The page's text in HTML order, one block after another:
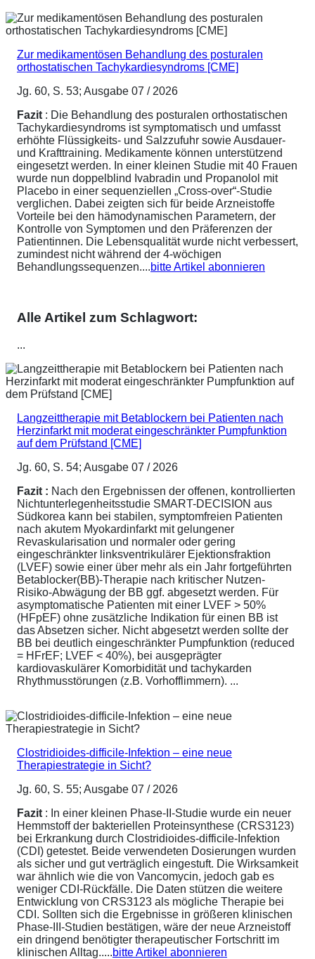
Zur medikamentösen Behandlung des posturalen
orthostatischen Tachykardiesyndroms [CME]
Jg. 60, S. 53; Ausgabe 07 / 2026
Fazit : Die Behandlung des posturalen orthostatischen
Tachykardiesyndroms ist symptomatisch und umfasst
erhöhte Flüssigkeits- und Salzzufuhr sowie Ausdauer-
und Krafttraining. Medikamente können unterstützend
eingesetzt werden. In einer kleinen Studie mit 40 Frauen
wurde nun doppelblind Ivabradin und Propanolol mit
Placebo in einer sequenziellen „Cross-over“-Studie
verglichen. Dabei zeigten sich für beide Arzneistoffe
Vorteile bei den hämodynamischen Parametern, der
Kontrolle von Symptomen und den Präferenzen der
Patientinnen. Die Lebensqualität wurde nicht verbessert,
zumindest nicht während der 4-wöchigen
Behandlungssequenzen....bitte Artikel abonnieren
Alle Artikel zum Schlagwort:
...
Langzeittherapie mit Betablockern bei Patienten nach
Herzinfarkt mit moderat eingeschränkter Pumpfunktion
auf dem Prüfstand [CME]
Jg. 60, S. 54; Ausgabe 07 / 2026
Fazit : Nach den Ergebnissen der offenen, kontrollierten
Nichtunterlegenheitsstudie SMART-DECISION aus
Südkorea kann bei stabilen, symptomfreien Patienten
nach akutem Myokardinfarkt mit gelungener
Revaskularisation und normaler oder gering
eingeschränkter linksventrikulärer Ejektionsfraktion
(LVEF) sowie einer über mehr als ein Jahr fortgeführten
Betablocker(BB)-Therapie nach kritischer Nutzen-
Risiko-Abwägung der BB ggf. abgesetzt werden. Für
asymptomatische Patienten mit einer LVEF > 50%
(HFpEF) ohne zusätzliche Indikation für einen BB ist
das Absetzen sicher. Nicht abgesetzt werden sollte der
BB bei deutlich eingeschränkter Pumpfunktion (reduced
= HFrEF; LVEF < 40%), bei ausgeprägter
kardiovaskulärer Komorbidität und tachykarden
Rhythmusstörungen (z.B. Vorhofflimmern). ...
Clostridioides-difficile-Infektion – eine neue
Therapiestrategie in Sicht?
Jg. 60, S. 55; Ausgabe 07 / 2026
Fazit : In einer kleinen Phase-II-Studie wurde ein neuer
Hemmstoff der bakteriellen Proteinsynthese (CRS3123)
bei Erkrankung durch Clostridioides-difficile-Infektion
(CDI) getestet. Beide verwendeten Dosierungen wurden
als sicher und gut verträglich eingestuft. Die Wirksamkeit
war ähnlich wie die von Vancomycin, jedoch gab es
weniger CDI-Rückfälle. Die Daten stützen die weitere
Entwicklung von CRS3123 als mögliche Therapie bei
CDI. Sollten sich die Ergebnisse in größeren klinischen
Phase-III-Studien bestätigen, wäre der neue Arzneistoff
ein dringend benötigter therapeutischer Fortschritt im
klinischen Alltag.....bitte Artikel abonnieren